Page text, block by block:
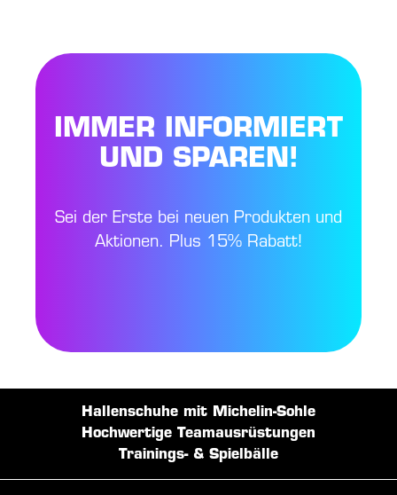
IMMER INFORMIERT
UND SPAREN!
Sei der Erste bei neuen Produkten und
Aktionen. Plus 15% Rabatt!
Hallenschuhe mit Michelin-Sohle
Hochwertige Teamausrüstungen
Trainings- & Spielbälle